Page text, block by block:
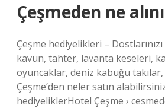
Çeşmeden ne
Çeşme hediyelikleri –
kavun, tahter, lavanta keseleri,
oyuncaklar, deniz kabuğu
Çeşme’den neler satın
hediyeliklerHotel Çeşme ›